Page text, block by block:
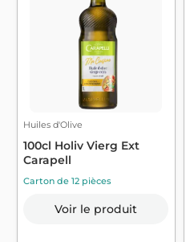
Huiles d'Olive
100cl Holiv Vierg Ext
Carapell
Carton de 12 pièces
Voir le produit